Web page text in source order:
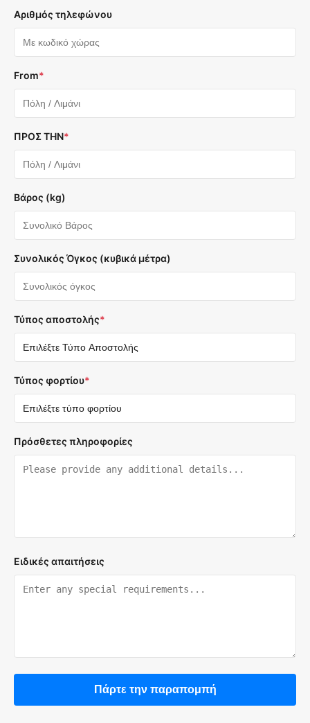
Αριθμός τηλεφώνου
From*
ΠΡΟΣ ΤΗΝ*
Βάρος (kg)
Συνολικός Όγκος (κυβικά μέτρα)
Τύπος αποστολής*
Τύπος φορτίου*
Πρόσθετες πληροφορίες
Ειδικές απαιτήσεις
Πάρτε την παραπομπή